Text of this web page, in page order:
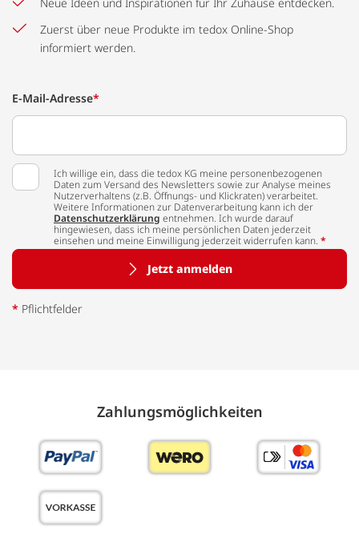
Zuerst über neue Produkte im tedox Online-Shop
informiert werden.
E-Mail-Adresse*
Ich willige ein, dass die tedox KG meine personenbezogenen
Daten zum Versand des Newsletters sowie zur Analyse meines
Nutzerverhaltens (z.B. Öffnungs- und Klickraten) verarbeitet.
Weitere Informationen zur Datenverarbeitung kann ich der
Datenschutzerklärung entnehmen. Ich wurde darauf
hingewiesen, dass ich meine persönlichen Daten jederzeit
einsehen und meine Einwilligung jederzeit widerrufen kann. *
Jetzt anmelden
* Pflichtfelder
Zahlungs­möglich­keiten